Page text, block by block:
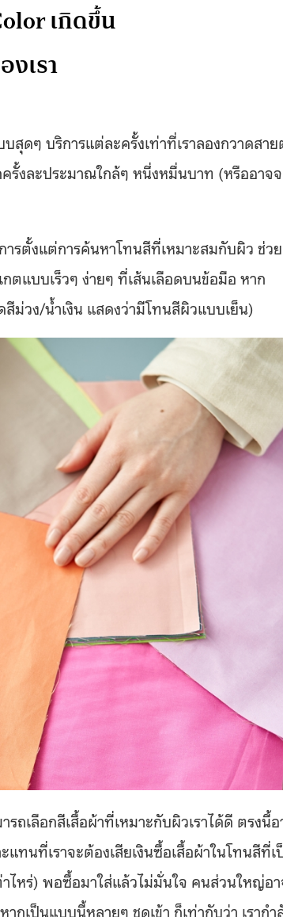
เกิดขึ้น
เรา
ดๆ บริการแต่ละครั้งเท่าที่เราลองกวาดสาย
รั้งละประมาณใกล้ๆ หนึ่งหมื่นบาท (หรืออาจ
รตั้งแต่การค้นหาโทนสีที่เหมาะสมกับผิว ช่วย
ตแบบเร็วๆ ง่ายๆ ที่เส้นเลือดบนข้อมือ หาก
ม่วง/น้ำเงิน แสดงว่ามีโทนสีผิวแบบเย็น)
เลือกสีเสื้อผ้าที่เหมาะกับผิวเราได้ดี ตรงนี้อ
ทนที่เราจะต้องเสียเงินซื้อเสื้อผ้าในโทนสีที่เ
ไหร่) พอซื้อมาใส่แล้วไม่มั่นใจ คนส่วนใหญ่อ
เป็นแบบนี้หลายๆ ชุดเข้า ก็เท่ากับว่า เรากำ